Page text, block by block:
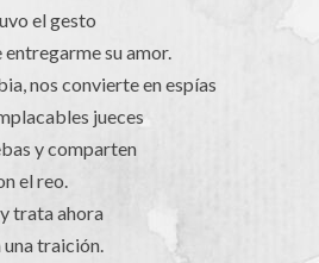
el gesto
su amor.
nos convierte en espías
jueces
y comparten
el reo.
trata ahora
traición.